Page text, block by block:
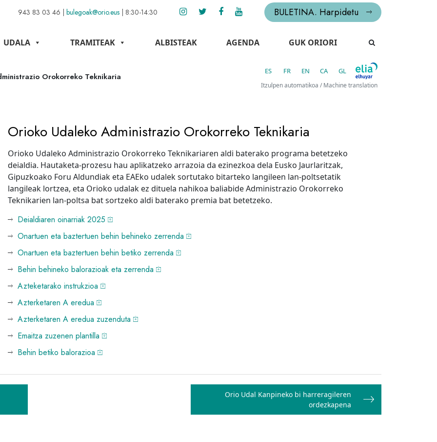
943 83 03 46 | bulegoak@orio.eus | 8:30-14:30 BULETINA. Harpidetu
UDALA TRAMITEAK ALBISTEAK AGENDA GUK ORIORI
Orokorreko Teknikaria
ES FR EN CA GL
Itzulpen automatikoa / Machine translation
Orioko Udaleko Administrazio Orokorreko Teknikaria
Orioko Udaleko Administrazio Orokorreko Teknikariaren aldi baterako programa betetzeko
deialdia. Hautaketa-prozesu hau aplikatzeko arrazoia da ezinezkoa dela Eusko Jaurlaritzak,
Gipuzkoako Foru Aldundiak eta EAEko udalek sortutako bitarteko langileen lan-poltsetatik
langileak lortzea, eta Orioko udalak ez dituela nahikoa baliabide Administrazio Orokorreko
Teknikarien lan-poltsa bat sortzeko aldi baterako premia bat betetzeko.
Deialdiaren oinarriak 2025
Onartuen eta baztertuen behin behineko zerrenda
Onartuen eta baztertuen behin betiko zerrenda
Behin behineko balorazioak eta zerrenda
Azteketarako instrukzioa
Azterketaren A eredua
Azterketaren A eredua zuzenduta
Emaitza zuzenen plantilla
Behin betiko balorazioa
Orio Udal Kanpineko bi harreragileren
ordezkapena